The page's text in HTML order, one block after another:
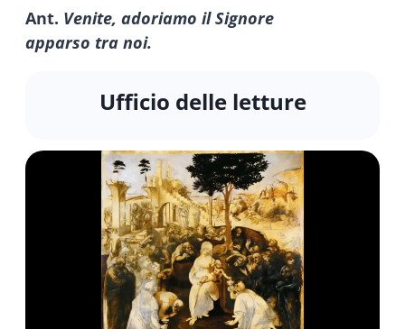
Ant. Venite, adoriamo il Signore
apparso tra noi.
Ufficio delle letture